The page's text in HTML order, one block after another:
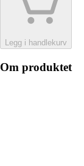
Legg i handlekurv
Om produktet